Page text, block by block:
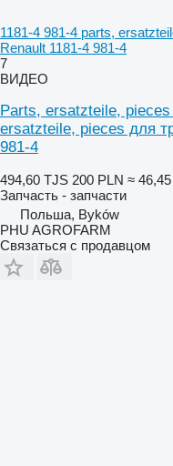
1181-4 981-4 parts,
Renault 1181-4 981-4
7
ВИДЕО
Parts, ersatzteile,
ersatzteile, pieces для
981-4
494,60 TJS 200 PLN ≈
Запчасть - запчасти
Польша, Byków
PHU AGROFARM
Связаться с продавцом